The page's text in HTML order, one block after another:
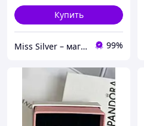
Купить
Miss Silver – магазин ювелирных украшений из серебра 99%